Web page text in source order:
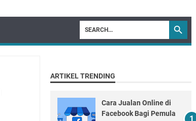
ARTIKEL TRENDING
Cara Jualan Online di
Facebook Bagi Pemula